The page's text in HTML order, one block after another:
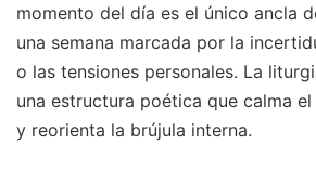
momento del día es el único ancla
una semana marcada por la
o las tensiones personales. La
una estructura poética que calma
y reorienta la brújula interna.